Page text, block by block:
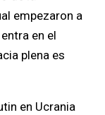
empezaron a
en el
plena es